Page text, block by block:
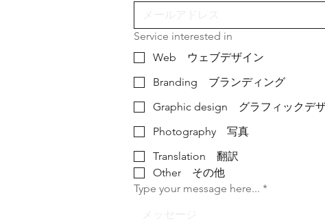
Service interested in
Web ウェブデザイン
Branding ブランディング
Graphic design グラフィックデ
Photography 写真
Translation 翻訳
Other その他
Type your message here... *